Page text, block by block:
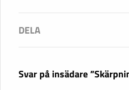
Svar på insädare